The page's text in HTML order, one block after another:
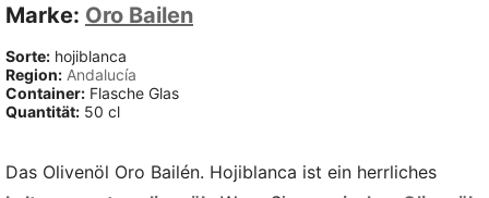
Marke: Oro Bailen
Sorte: hojiblanca
Region: Andalucía
Container: Flasche Glas
Quantität: 50 cl
Das Olivenöl Oro Bailén. Hojiblanca ist ein herrliches